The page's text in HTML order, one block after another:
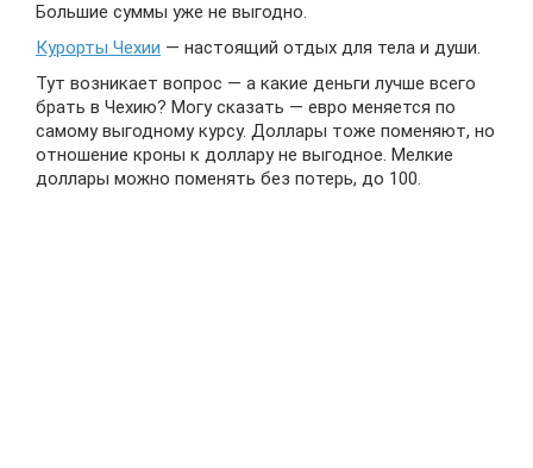
Большие суммы уже не выгодно.
Курорты Чехии — настоящий отдых для тела и души.
Тут возникает вопрос — а какие деньги лучше всего
брать в Чехию? Могу сказать — евро меняется по
самому выгодному курсу. Доллары тоже поменяют, но
отношение кроны к доллару не выгодное. Мелкие
доллары можно поменять без потерь, до 100.